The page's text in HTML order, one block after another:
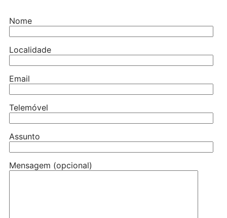
Nome
Localidade
Email
Telemóvel
Assunto
Mensagem (opcional)